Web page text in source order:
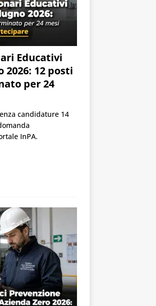
Educativi
2026: 12 posti
per 24
candidature 14
InPA.